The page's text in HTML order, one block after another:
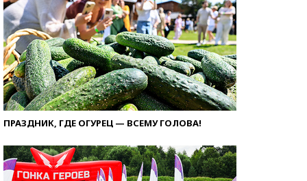
ПРАЗДНИК, ГДЕ ОГУРЕЦ — ВСЕМУ ГОЛОВА!